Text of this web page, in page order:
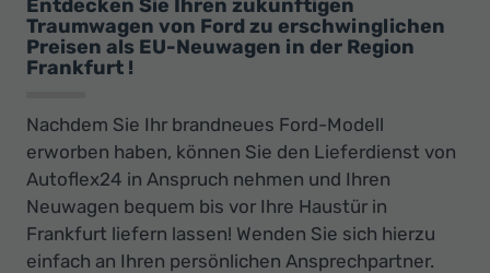
Entdecken Sie Ihren zukünftigen
Traumwagen von Ford zu erschwinglichen
Preisen als EU-Neuwagen in der Region
Frankfurt !
Nachdem Sie Ihr brandneues Ford-Modell
erworben haben, können Sie den Lieferdienst von
Autoflex24 in Anspruch nehmen und Ihren
Neuwagen bequem bis vor Ihre Haustür in
Frankfurt liefern lassen! Wenden Sie sich hierzu
einfach an Ihren persönlichen Ansprechpartner.